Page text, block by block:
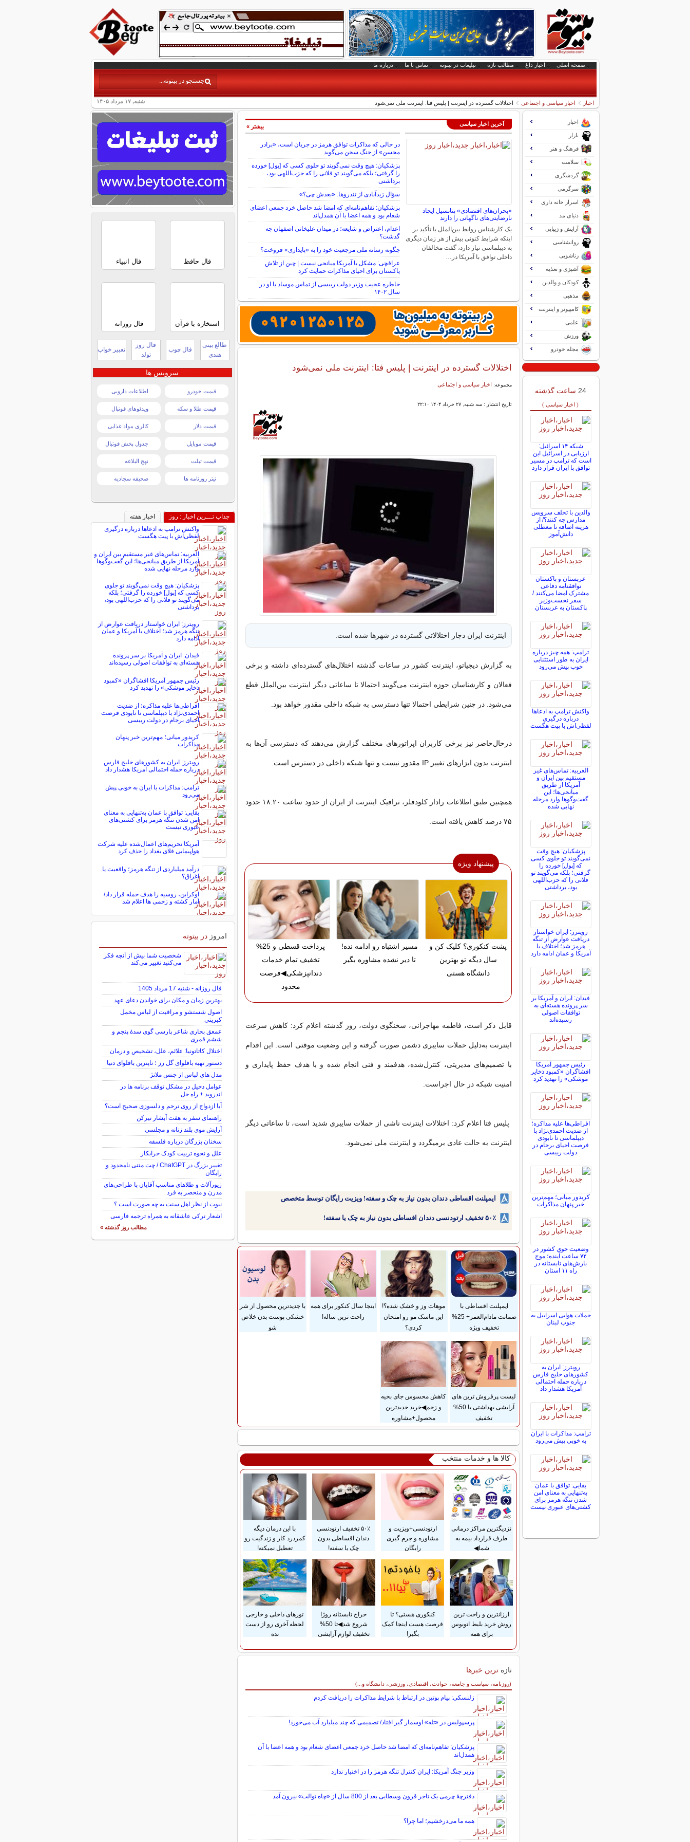
صفحه اصلی اخبار داغ مطالب تازه تبلیغات در بیتوته تماس با ما درباره ما
شنبه, ۱۷ مرداد ۱۴۰۵ اخبار اخبار سیاسی و اجتماعی اختلالات گسترده در اینترنت | پلیس فتا: اینترنت ملی نمی‌شود
آخرین اخبار سیاسی
«بحران‌های اقتصادی» پتانسیل ایجاد
نارضایتی‌های ناگهانی را دارند
یک کارشناس روابط بین‌الملل با تأکید بر
اینکه شرایط کنونی بیش از هر زمان دیگری
به دیپلماسی نیاز دارد، گفت مخالفان
داخلی توافق با آمریکا در…
در حالی که مذاکرات توافق هرمز در جریان است، «برادر
محسن» از جنگ سخن می‌گوید
پزشکیان: هیچ وقت نمی‌گویند تو جلوی کسی که [پول] خورده
را گرفتی؛ بلکه می‌گویند تو فلانی را که حزب‌اللهی بود،
برداشتی
سؤال زیدآبادی از تندروها: «بعدش چی؟»
پزشکیان: تفاهم‌نامه‌ای که امضا شد حاصل خرد جمعی اعضای
شعام بود و همه اعضا با آن همدل‌اند
اعدام، اعتراض و شایعه؛ در میدان علیخانی اصفهان چه
گذشت؟
چگونه رسانه ملی مرجعیت خود را به «پایداری» فروخت؟
عراقچی: مشکل با آمریکا میانجی نیست | چین از تلاش
پاکستان برای احیای مذاکرات حمایت کرد
خاطره عجیب وزیر دولت رییسی از تماس موساد با او در
سال ۱۴۰۲
بیشتر »
اختلالات گسترده در اینترنت | پلیس فتا: اینترنت ملی نمی‌شود
مجموعه: اخبار سیاسی و اجتماعی
تاریخ انتشار : سه شنبه, ۲۷ خرداد ۱۴۰۴ ۲۲:۱۰
اینترنت ایران دچار اختلالاتی گسترده در شهرها شده است.
به گزارش دیجیاتو، اینترنت کشور در ساعات گذشته اختلال‌های گسترده‌ای داشته و برخی
فعالان و کارشناسان حوزه اینترنت می‌گویند احتمالا تا ساعاتی دیگر اینترنت بین‌الملل قطع
می‌شود. در چنین شرایطی احتمالا تنها دسترسی به شبکه داخلی مقدور خواهد بود.
درحال‌حاضر نیز برخی کاربران اپراتورهای مختلف گزارش می‌دهند که دسترسی آن‌ها به
اینترنت بدون ابزارهای تغییر IP مقدور نیست و تنها شبکه داخلی در دسترس است.
همچنین طبق اطلاعات رادار کلودفلر، ترافیک اینترنت از ایران از حدود ساعت ۱۸:۲۰ حدود
۷۵ درصد کاهش یافته است.
پیشنهاد ویژه
پشت کنکوری؟ کلیک کن و
سال دیگه تو بهترین
دانشگاه هستی
مسیر اشتباه رو ادامه نده!
تا دیر نشده مشاوره بگیر
پرداخت قسطی و 25%
تخفیف تمام خدمات
دندانپزشکی◀فرصت
محدود
قابل ذکر است، فاطمه مهاجرانی، سخنگوی دولت، روز گذشته اعلام کرد: کاهش سرعت
اینترنت به‌دلیل حملات سایبری دشمن صورت گرفته و این وضعیت موقتی است. این اقدام
با تصمیم‌های مدیریتی، کنترل‌شده، هدفمند و فنی انجام شده و با هدف حفظ پایداری و
امنیت شبکه در حال اجراست.
پلیس فتا اعلام کرد: اختلالات اینترنت ناشی از حملات سایبری شدید است، تا ساعاتی دیگر
اینترنت به حالت عادی برمیگردد و اینترنت ملی نمی‌شود.
ایمپلنت اقساطی دندان بدون نیاز به چک و سفته! ویزیت رایگان توسط متخصص
۵۰٪ تخفیف ارتودنسی دندان اقساطی بدون نیاز به چک یا سفته!
ایمپلنت اقساطی با
ضمانت مادام‌العمر+ 25%
تخفیف ویژه
موهات وز و خشک شده؟!
این ماسک مو رو امتحان
کردی؟
اینجا سال کنکور برای همه
راحت ترین ساله!
با جدیدترین محصول از شر
خشکی پوست بدن خلاص
شو
لیست پرفروش ترین های
آرایشی بهداشتی با 50%
تخفیف
کاهش محسوس جای بخیه
و زخم◀خرید جدیدترین
محصول+مشاوره
کالا ها و خدمات منتخب
نزدیگترین مراکز درمانی
طرف قرارداد بیمه به
شما◀
ارتودنسی+ویزیت و
مشاوره و جرم گیری
رایگان
۵۰٪ تخفیف ارتودنسی
دندان اقساطی بدون
چک یا سفته!
با این درمان دیگه
کمردرد کار و زندگیت رو
تعطیل نمیکنه!
ارزانترین و راحت ترین
روش خرید بلیط اتوبوس
برای همه
کنکوری هستی؟ تا
فرصت هست اینجا کمک
بگیر!
حراج تابستانه روژا
شروع شد◀تا 50%
تخفیف لوازم آرایشی
تورهای داخلی و خارجی
لحظه آخری رو از دست
نده
تازه ترین خبرها
(روزنامه، سیاست و جامعه، حوادث، اقتصادی، ورزشی، دانشگاه و...)
سایر خبرهای داغ
زلنسکی: پیام پوتین در ارتباط با شرایط مذاکرات را دریافت کردم
پرسپولیس در «تله» اوسمار گیر افتاد/ تصمیمی که چند میلیارد آب می‌خورد!
پزشکیان: تفاهم‌نامه‌ای که امضا شد حاصل خرد جمعی اعضای شعام بود و همه اعضا با آن
همدل‌اند
وزیر جنگ آمریکا: ایران کنترل تنگه هرمز را در اختیار ندارد
دفترچۀ چرمی یک تاجر قرون وسطایی بعد از 800 سال از «چاه توالت» بیرون آمد
همه ما می‌درخشیم؛ اما چرا؟
اخبار
بازار
فرهنگ و هنر
سلامت
گردشگری
سرگرمی
اسرار خانه داری
دنیای مد
آرایش و زیبایی
روانشناسی
زناشویی
آشپزی و تغذیه
کودکان و والدین
مذهبی
کامپیوتر و اینترنت
علمی
ورزش
مجله خودرو
24 ساعت گذشته
( اخبار سیاسی )
شبکه ۱۴ اسرائیل:
ارزیابی در اسرائیل این
است که ترامپ در مسیر
توافق با ایران قرار دارد
والدین با تخلف سرویس
مدارس چه کنند؟/ از
هزینه اضافه تا معطلی
دانش‌آموز
عربستان و پاکستان
توافقنامه دفاعی
مشترک امضا می‌کنند /
سفر نخست‌وزیر
پاکستان به عربستان
ترامپ: همه چیز درباره
ایران به طور استثنایی
خوب پیش می‌رود
واکنش ترامپ به ادعاها
درباره درگیری
لفظی‌اش با پیت هگست
العربیه: تماس‌های غیر
مستقیم بین ایران و
آمریکا از طریق
میانجی‌ها؛ این
گفت‌و‌گو‌ها وارد مرحله
نهایی شده
پزشکیان: هیچ وقت
نمی‌گویند تو جلوی کسی
که [پول] خورده را
گرفتی؛ بلکه می‌گویند تو
فلانی را که حزب‌اللهی
بود، برداشتی
رویترز: ایران خواستار
دریافت عوارض از تنگه
هرمز شد؛ اختلاف با
آمریکا و عمان ادامه دارد
فیدان: ایران و آمریکا بر
سر پرونده هسته‌ای به
توافقات اصولی
رسیده‌اند
رئیس جمهور آمریکا
افشاگران «کمبود ذخایر
موشکی» را تهدید کرد
افراطی‌ها علیه مذاکره؛
از ضدیت احمدی‌نژاد با
دیپلماسی تا نابودی
فرصت احیای برجام در
دولت رییسی
کریدور میانی؛ مهم‌ترین
خبر پنهان مذاکرات
وضعیت جوی کشور در
۷۲ ساعت آینده؛ موج
بارش‌های تابستانه در
راه ۱۱ استان
حملات هوایی اسراییل به
جنوب لبنان
رویترز: ایران به
کشورهای خلیج فارس
درباره حمله احتمالی
آمریکا هشدار داد
ترامپ: مذاکرات با ایران
به خوبی پیش می‌رود
بقایی: توافق با عمان
به‌تنهایی به معنای امن
شدن تنگه هرمز برای
کشتی‌های عبوری نیست
فال حافظ فال انبیاء
استخاره با قرآن فال روزانه
طالع بینی
هندی
فال چوب
فال روز
تولد
تعبیر خواب
سرویس ها
قیمت خودرو اطلاعات دارویی
قیمت طلا و سکه ویدئوهای فوتبال
قیمت دلار کالری مواد غذایی
قیمت موبایل جدول پخش فوتبال
قیمت تبلت نهج البلاغه
تیتر روزنامه ها صحیفه سجادیه
جذاب تـــرین اخبار : روز
اخبار هفته
واکنش ترامپ به ادعاها درباره درگیری
لفظی‌اش با پیت هگست
العربیه: تماس‌های غیر مستقیم بین ایران و
آمریکا از طریق میانجی‌ها؛ این گفت‌و‌گو‌ها
وارد مرحله نهایی شده
پزشکیان: هیچ وقت نمی‌گویند تو جلوی
کسی که [پول] خورده را گرفتی؛ بلکه
می‌گویند تو فلانی را که حزب‌اللهی بود،
برداشتی
رویترز: ایران خواستار دریافت عوارض از
تنگه هرمز شد؛ اختلاف با آمریکا و عمان
ادامه دارد
فیدان: ایران و آمریکا بر سر پرونده
هسته‌ای به توافقات اصولی رسیده‌اند
رئیس جمهور آمریکا افشاگران «کمبود
ذخایر موشکی» را تهدید کرد
افراطی‌ها علیه مذاکره؛ از ضدیت
احمدی‌نژاد با دیپلماسی تا نابودی فرصت
احیای برجام در دولت رییسی
کریدور میانی؛ مهم‌ترین خبر پنهان
مذاکرات
رویترز: ایران به کشورهای خلیج فارس
درباره حمله احتمالی آمریکا هشدار داد
ترامپ: مذاکرات با ایران به خوبی پیش
می‌رود
بقایی: توافق با عمان به‌تنهایی به معنای
امن شدن تنگه هرمز برای کشتی‌های
عبوری نیست
آمریکا تحریم‌های اعمال‌شده علیه شرکت
هواپیمایی فلای بغداد را حذف کرد
درآمد میلیاردی از تنگه هرمز؛ واقعیت یا
اغراق؟
اوکراین، روسیه را هدف حمله قرار داد/
آمار کشته و زخمی ها اعلام شد
امروز در بیتوته
شخصیت شما بیش از آنچه فکر
می‌کنید تغییر می‌کند
فال روزانه - شنبه 17 مرداد 1405
بهترین زمان و مکان برای خواندن دعای عهد
اصول شستشو و مراقبت از لباس مخمل
کبریتی
عمعق بخاری شاعر پارسی گوی سدهٔ پنجم و
ششم قمری
اختلال کاتاتونیا: علائم، علل، تشخیص و درمان
دستور تهیه باقلوای گل رز ؛ تاپترین باقلوای دنیا
مدل های لباس از جنس ملانژ
عوامل دخیل در مشکل توقف برنامه ها در
اندروید + راه حل
آیا ازدواج از روی ترحم و دلسوزی صحیح است؟
راهنمای سفر به هفت آبشار تیرکن
آرایش موی بلند زنانه و مجلسی
سخنان بزرگان درباره فلسفه
علل و نحوه تربیت کودک خرابکار
تغییر بزرگ در ChatGPT / چت متنی نامحدود و
رایگان
زیورآلات و طلاهای مناسب آقایان با طراحی‌های
مدرن و منحصر به فرد
نبوت از نظر اهل سنت به چه صورت است ؟
اشعار ترکی عاشقانه به همراه ترجمه فارسی
مطالب روز گذشته »